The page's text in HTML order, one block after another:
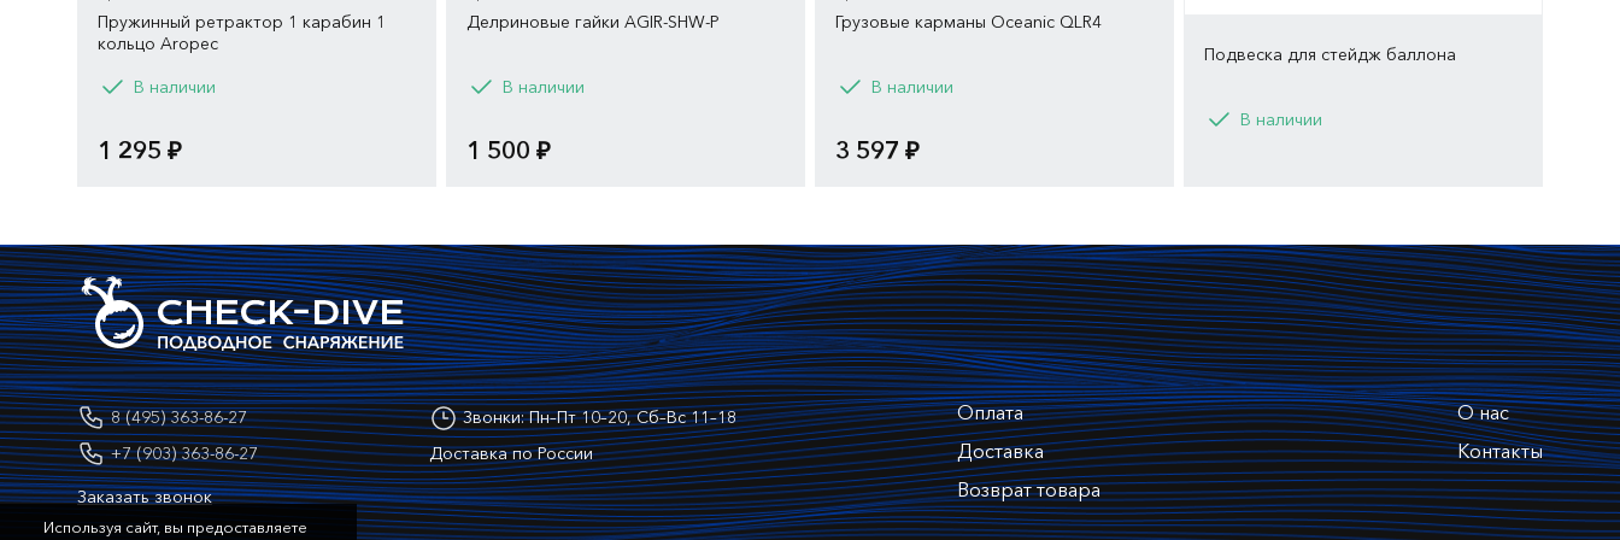
Пружинный ретрактор 1 карабин 1
кольцо Aropec
В наличии
1 295 ₽
Делриновые гайки AGIR-SHW-P
В наличии
1 500 ₽
Грузовые карманы Oceanic QLR4
В наличии
3 597 ₽
Подвеска для стейдж баллона
ВариантВ наличии
Оплата
Доставка
Возврат товара
О нас
Контакты
8 (495) 363-86-27
+7 (903) 363-86-27
Заказать звонок
Звонки: Пн–Пт 10–20, Сб–Вс 11–18
Доставка по России
Используя сайт, вы предоставляете